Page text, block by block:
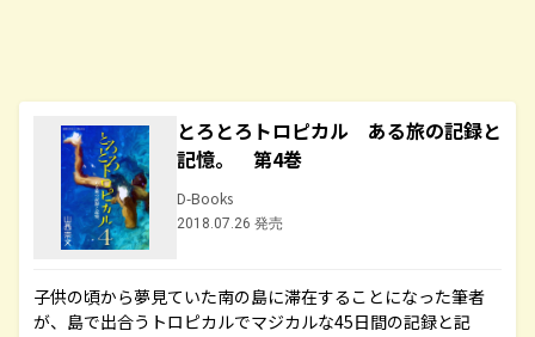
とろとろトロピカル ある旅の記録と
記憶。 第4巻
D-Books
2018.07.26 発売
子供の頃から夢見ていた南の島に滞在することになった筆者
が、島で出合うトロピカルでマジカルな45日間の記録と記